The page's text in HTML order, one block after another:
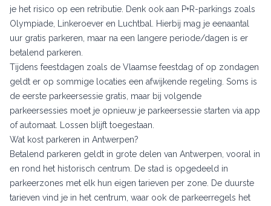
je het risico op een retributie. Denk ook aan P+R-parkings zoals
Olympiade, Linkeroever en Luchtbal. Hierbij mag je eenaantal
uur gratis parkeren, maar na een langere periode/dagen is er
betalend parkeren.
Tijdens feestdagen zoals de Vlaamse feestdag of op zondagen
geldt er op sommige locaties een afwijkende regeling. Soms is
de eerste parkeersessie gratis, maar bij volgende
parkeersessies moet je opnieuw je parkeersessie starten via app
of automaat. Lossen blijft toegestaan.
Wat kost parkeren in Antwerpen?
Betalend parkeren geldt in grote delen van Antwerpen, vooral in
en rond het historisch centrum. De stad is opgedeeld in
parkeerzones met elk hun eigen tarieven per zone. De duurste
tarieven vind je in het centrum, waar ook de parkeerregels het